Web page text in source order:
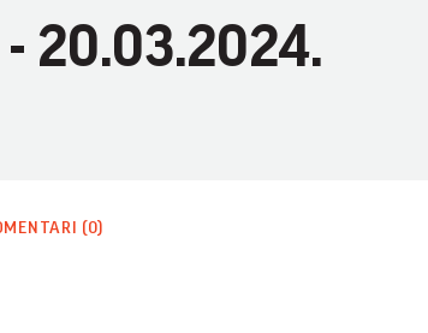
- 20.03.2024.
(0)